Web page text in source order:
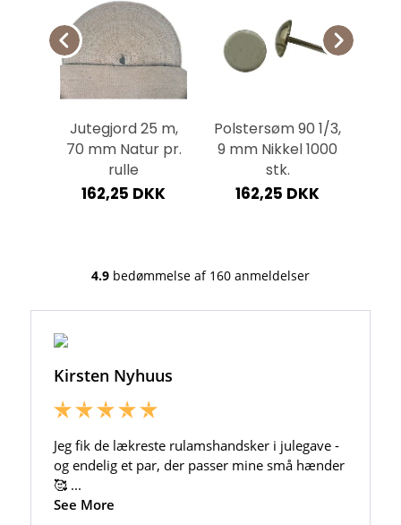
Jutegjord 25 m,
70 mm Natur pr.
rulle
162,25 DKK
Polstersøm 90 1/3,
9 mm Nikkel 1000
stk.
162,25 DKK